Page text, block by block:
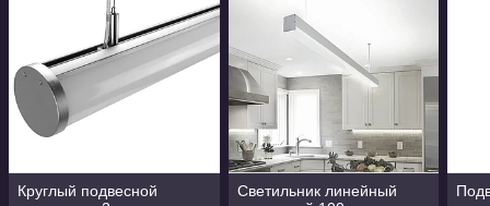
Круглый подвесной
Светильник линейный